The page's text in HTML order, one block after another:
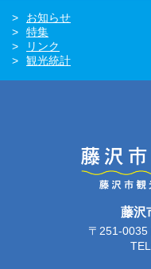
お知らせ
特集
リンク
観光統計
藤沢
〒251-0035